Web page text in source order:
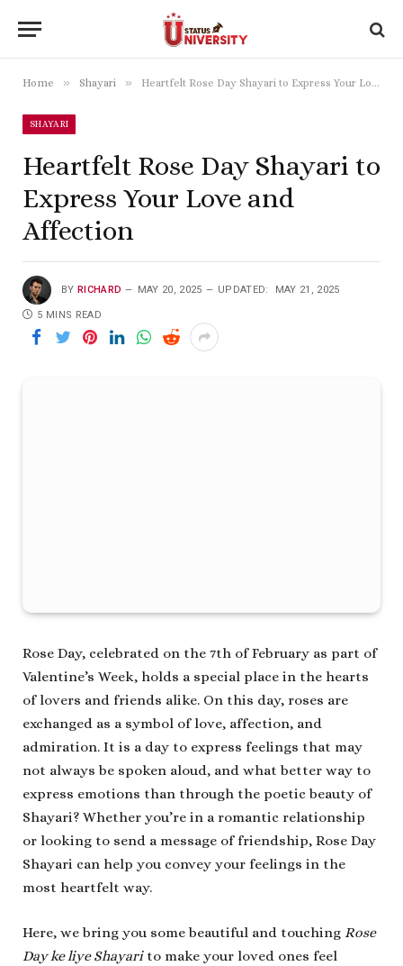
Home » Shayari » Heartfelt Rose Day Shayari to Express Your Love and Affection
SHAYARI
Heartfelt Rose Day Shayari to
Express Your Love and
Affection
BY RICHARD MAY 20, 2025 UPDATED: MAY 21, 2025
5 MINS READ
Rose Day, celebrated on the 7th of February as part of
Valentine’s Week, holds a special place in the hearts
of lovers and friends alike. On this day, roses are
exchanged as a symbol of love, affection, and
admiration. It is a day to express feelings that may
not always be spoken aloud, and what better way to
express emotions than through the poetic beauty of
Shayari? Whether you’re in a romantic relationship
or looking to send a message of friendship, Rose Day
Shayari can help you convey your feelings in the
most heartfelt way.
Here, we bring you some beautiful and touching Rose
Day ke liye Shayarito make your loved ones feel